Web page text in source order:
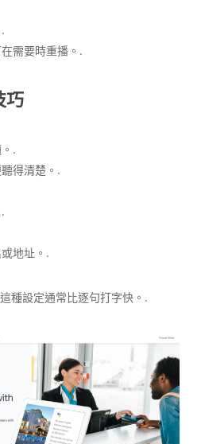
需要時重播。.
巧
.
得清楚。.
地址。.
種設定通常比逐句打字快。.